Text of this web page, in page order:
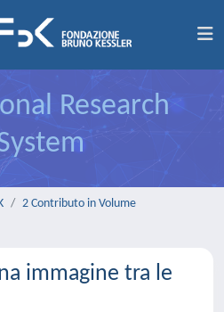
Research
2 Contributo in Volume
immagine tra le